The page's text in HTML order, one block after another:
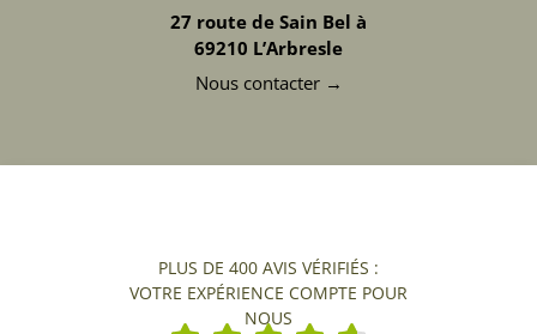
27 route de Sain Bel à
69210 L’Arbresle
Nous contacter →
PLUS DE 400 AVIS VÉRIFIÉS :
VOTRE EXPÉRIENCE COMPTE POUR
NOUS